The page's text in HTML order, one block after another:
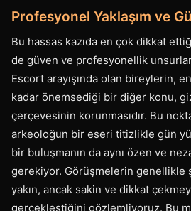
Profesyonel Yaklaşım ve
Bu hassas kazıda en çok dikkat
de güven ve profesyonellik
Escort arayışında olan bireylerin,
kadar önemsediği bir diğer konu,
çerçevesinin korunmasıdır. Bu
arkeoloğun bir eseri titizlikle gün
bir buluşmanın da aynı özen ve
gerekiyor. Görüşmelerin genellikle
yakın, ancak sakin ve dikkat
gerçekleştiğini gözlemliyoruz. Bu